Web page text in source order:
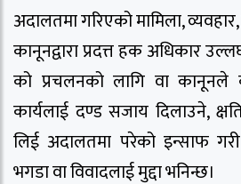
अदालतमा गरिएको मामिला, व्यवहार,
कानूनद्वारा प्रदत्त हक अधिकार
को प्रचलनको लागि वा कानूनले
कार्यलाई दण्ड सजाय दिलाउने,
लिई अदालतमा परेको इन्साफ गरी
भगडा वा विवादलाई मुद्दा भनिन्छ।